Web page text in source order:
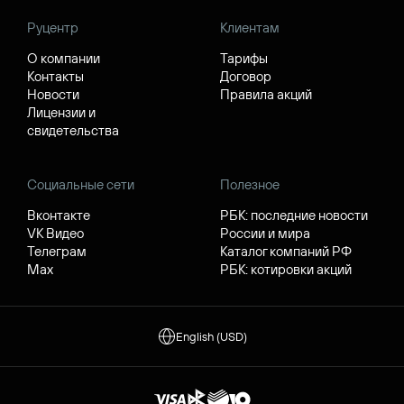
Руцентр
О компании
Контакты
Новости
Лицензии и
свидетельства
Клиентам
Тарифы
Договор
Правила акций
Социальные сети
Вконтакте
VK Видео
Телеграм
Max
Полезное
РБК: последние новости
России и мира
Каталог компаний РФ
РБК: котировки акций
English (USD)